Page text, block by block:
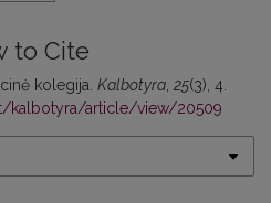
to Cite
kolegija. Kalbotyra, 25(3), 4.
kalbotyra/article/view/20509